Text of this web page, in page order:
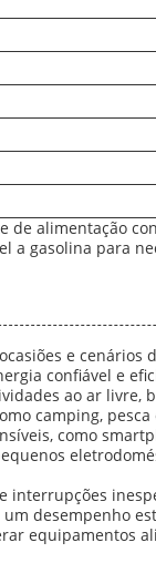
alimentação
a gasolina para
e
confiável e
ao ar livre,
camping,
como
interrupções
desempenho
equipamentos